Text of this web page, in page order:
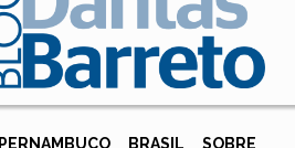
PERNAMBUCO BRASIL SOBRE